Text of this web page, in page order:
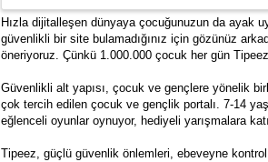
Hızla dijitalleşen dünyaya çocuğunuzun da ayak
güvenlikli bir site bulamadığınız için gözünüz
öneriyoruz. Çünkü 1.000.000 çocuk her gün
Güvenlikli alt yapısı, çocuk ve gençlere yönelik
çok tercih edilen çocuk ve gençlik portalı. 7-14
eğlenceli oyunlar oynuyor, hediyeli yarışmalara
Tipeez, güçlü güvenlik önlemleri, ebeveyne